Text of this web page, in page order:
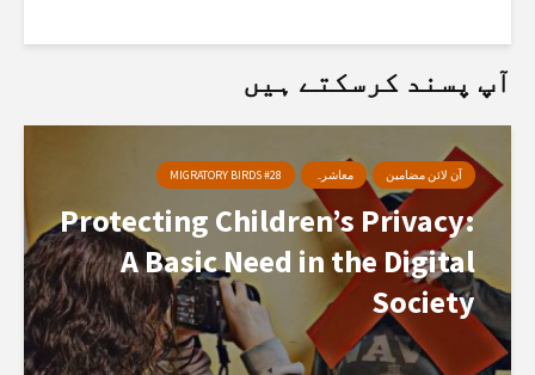
آپ پسند کرسکتے ہیں
آن لائن مضامین معاشرہ MIGRATORY BIRDS #28
Protecting Children’s Privacy:
A Basic Need in the Digital
Society